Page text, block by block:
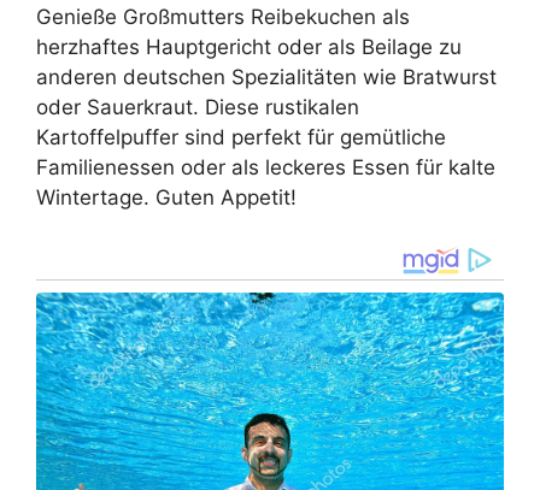
Genieße Großmutters Reibekuchen als
herzhaftes Hauptgericht oder als Beilage zu
anderen deutschen Spezialitäten wie Bratwurst
oder Sauerkraut. Diese rustikalen
Kartoffelpuffer sind perfekt für gemütliche
Familienessen oder als leckeres Essen für kalte
Wintertage. Guten Appetit!